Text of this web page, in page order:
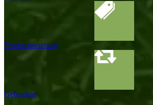
Productaanvraag
Gebruikte